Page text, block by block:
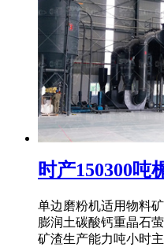
时产150300吨
单边磨粉机适用物料
膨润土碳酸钙重晶石
矿渣生产能力吨小时